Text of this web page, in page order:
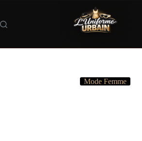
contenu
Mode Femme